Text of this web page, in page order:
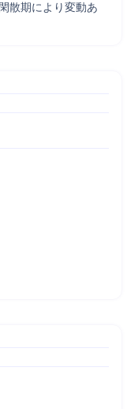
散期により変動あ